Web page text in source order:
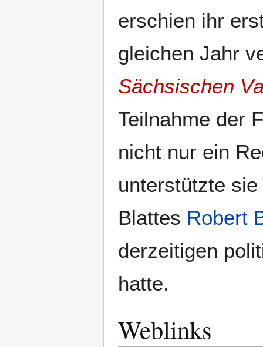
erschien ihr
gleichen Jahr
Sächsischen
Teilnahme der
nicht nur ein
unterstützte
Blattes Robert
derzeitigen
hatte.
Weblinks